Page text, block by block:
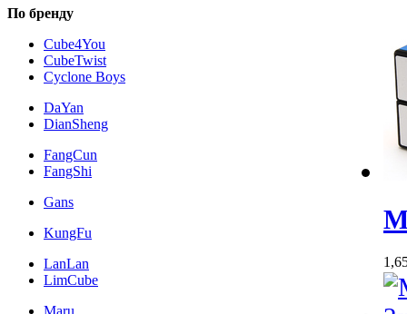
По бренду
Cube4You
CubeTwist
Cyclone Boys
DaYan
DianSheng
FangCun
FangShi
Gans
KungFu
LanLan
LimCube
Maru